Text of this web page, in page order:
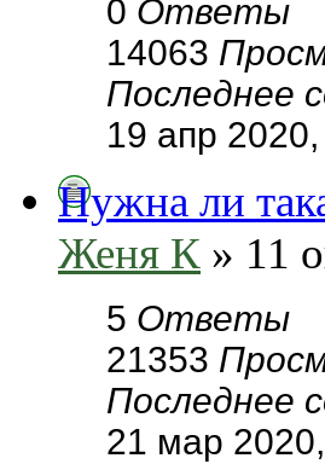
0 Ответы
14063
Последнее
19 апр
Нужна ли
Женя К » 11
5 Ответы
21353
Последнее
21 мар